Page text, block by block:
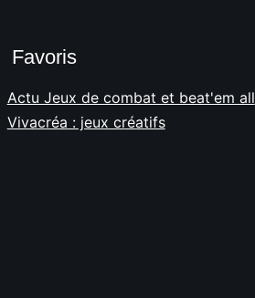
Favoris
Actu Jeux de combat et beat'em all
Vivacréa : jeux créatifs